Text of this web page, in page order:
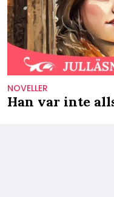
NOVELLER
Han var inte